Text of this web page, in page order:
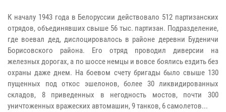
К началу 1943 года в Белоруссии действовало 512 партизанских
отрядов, объединявших свыше 56 тыс. партизан. Подразделение,
где воевал дед, дислоцировалось в районе деревни Буденичи
Борисовского района. Его отряд проводил диверсии на
железных дорогах, а по шоссе немцы и вовсе боялись ездить без
охраны даже днем. На боевом счету бригады было свыше 130
пущенных под откос эшелонов, более 30 ликвидированных
складов, 8 приведенных в негодность мостов, почти 300
уничтоженных вражеских автомашин, 9 танков, 6 самолетов...